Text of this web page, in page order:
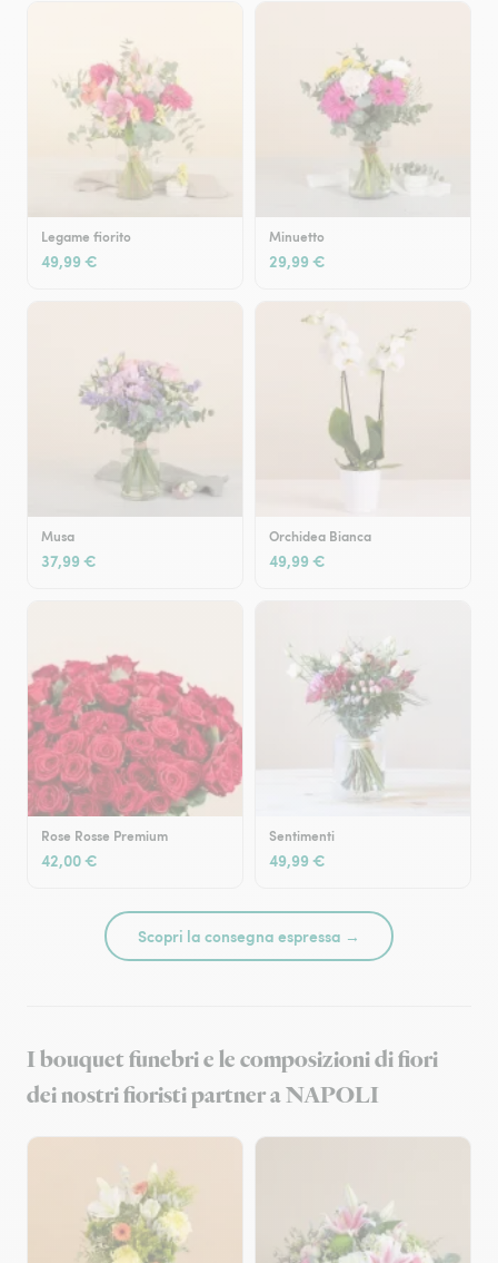
Legame fiorito
49,99 €
Minuetto
29,99 €
Musa
37,99 €
Orchidea Bianca
49,99 €
Rose Rosse Premium
42,00 €
Sentimenti
49,99 €
Scopri la consegna espressa →
I bouquet funebri e le composizioni di fiori
dei nostri fioristi partner a NAPOLI